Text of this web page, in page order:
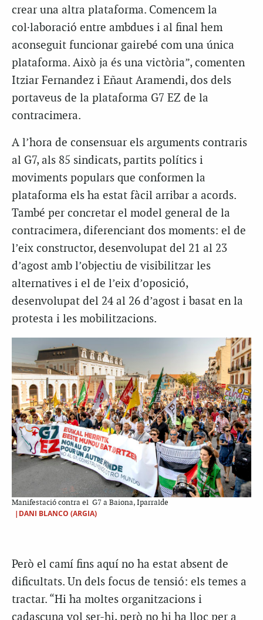
crear una altra plataforma. Comencem la
col·laboració entre ambdues i al final hem
aconseguit funcionar gairebé com una única
plataforma. Això ja és una victòria”, comenten
Itziar Fernandez i Eñaut Aramendi, dos dels
portaveus de la plataforma G7 EZ de la
contracimera.
A l’hora de consensuar els arguments contraris
al G7, als 85 sindicats, partits polítics i
moviments populars que conformen la
plataforma els ha estat fàcil arribar a acords.
També per concretar el model general de la
contracimera, diferenciant dos moments: el de
l’eix constructor, desenvolupat del 21 al 23
d’agost amb l’objectiu de visibilitzar les
alternatives i el de l’eix d’oposició,
desenvolupat del 24 al 26 d’agost i basat en la
protesta i les mobilitzacions.
Manifestació contra el G7 a Baiona, Iparralde
|DANI BLANCO (ARGIA)
Però el camí fins aquí no ha estat absent de
dificultats. Un dels focus de tensió: els temes a
tractar. “Hi ha moltes organitzacions i
cadascuna vol ser-hi, però no hi ha lloc per a